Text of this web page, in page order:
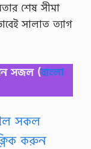
শেষ সীমা
সালাত ত্যাগ
সজল (বাংলা
সকল
করুন